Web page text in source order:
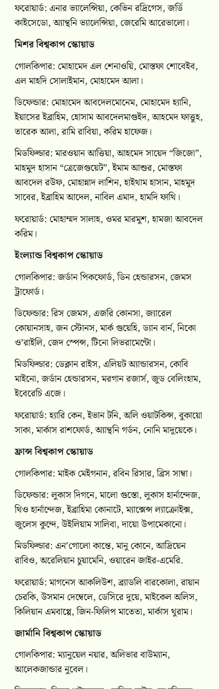
ফরোয়ার্ড: এনার ভ্যালেন্সিয়া, কেভিন রদ্রিগেস, জর্ডি
কাইসেডো, অ্যান্থনি ভ্যালেন্সিয়া, জেরেমি আরেভালো।
মিশর বিশ্বকাপ স্কোয়াড
গোলকিপার: মোহামেদ এল শেনাওয়ি, মোস্তফা শোবেইব,
এল মাহদি সোলাইমান, মোহামেদ আলা।
ডিফেন্ডার: মোহামেদ আবদেলমোনেম, মোহামেদ হ্যানি,
ইয়াসের ইব্রাহিম, হোসাম আবদেলমাগুইদ, আহমেদ ফাত্তুহ,
তারেক আলা, রামি রাবিয়া, করিম হাফেজ।
মিডফিল্ডার: মারওয়ান আত্তিয়া, আহমেদ সায়েদ “জিজো”,
মাহমুদ হাসান “ত্রেজেগুয়েট”, ইমাম আশুর, মোস্তফা
আবদেল রউফ, মোহান্নাদ লাশিন, হাইথাম হাসান, মাহমুদ
সাবের, ইব্রাহিম আদেল, নাবিল এমাদ, হামদি ফাথি।
ফরোয়ার্ড: মোহাম্মদ সালাহ, ওমর মারমুশ, হামজা আবদেল
করিম।
ইংল্যান্ড বিশ্বকাপ স্কোয়াড
গোলকিপার: জর্ডান পিকফোর্ড, ডিন হেন্ডারসন, জেমস
ট্রাফোর্ড।
ডিফেন্ডার: রিস জেমস, এজরি কোনসা, জ্যারেল
কোয়ানসাহ, জন স্টোনস, মার্ক গুয়েহি, ড্যান বার্ন, নিকো
ও’রাইলি, জেদ স্পেন্স, টিনো লিভরামেন্টো।
মিডফিল্ডার: ডেক্লান রাইস, এলিয়ট অ্যান্ডারসন, কোবি
মাইনো, জর্ডান হেন্ডারসন, মরগান রজার্স, জুড বেলিংহাম,
ইবেরেচি এজে।
ফরোয়ার্ড: হ্যারি কেন, ইভান টনি, অলি ওয়াটকিন্স, বুকায়ো
সাকা, মার্কাস রাশফোর্ড, অ্যান্থনি গর্ডন, নোনি মাদুয়েকে।
ফ্রান্স বিশ্বকাপ স্কোয়াড
গোলকিপার: মাইক মেইগনান, রবিন রিসার, ব্রিস সাম্বা।
ডিফেন্ডার: লুকাস দিগনে, মালো গুস্তো, লুকাস হার্নান্দেজ,
থিও হার্নান্দেজ, ইব্রাহিমা কোনাটে, ম্যাক্সেন্স ল্যাক্রোইক্স,
জুলেস কুন্দে, উইলিয়াম সালিবা, দায়ো উপামেকানো।
মিডফিল্ডার: এন’গোলো কান্তে, মানু কোনে, আদ্রিয়েন
রাবিও, অরেলিয়ান চুয়ামেনি, ওয়ারেন জাইর-এমেরি.
ফরোয়ার্ড: মাগনেস আকলিউশ, ব্র্যাডলি বারকোলা, রায়ান
চেরকি, উসমান দেম্বেলে, ডেসিরে দুয়ে, মাইকেল অলিস,
কিলিয়ান এমবাপ্পে, জিন-ফিলিপ মাতেতা, মার্কাস থুরাম।
জার্মানি বিশ্বকাপ স্কোয়াড
গোলকিপার: ম্যানুয়েল নয়ার, অলিভার বাউম্যান,
আলেকজান্ডার নুবেল।